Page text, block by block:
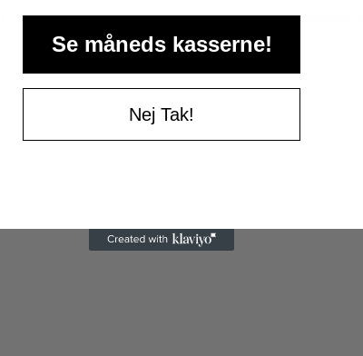
kr. 2000,- Hunden ikke bærer hundetegn med korrekte
Se måneds kasserne!
Nej Tak!